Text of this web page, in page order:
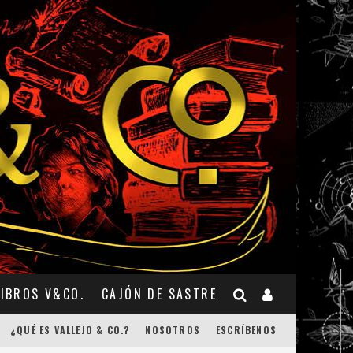
V&CO. CAJÓN DE SASTRE
¿QUÉ ES VALLEJO & CO.? NOSOTROS ESCRÍBENOS